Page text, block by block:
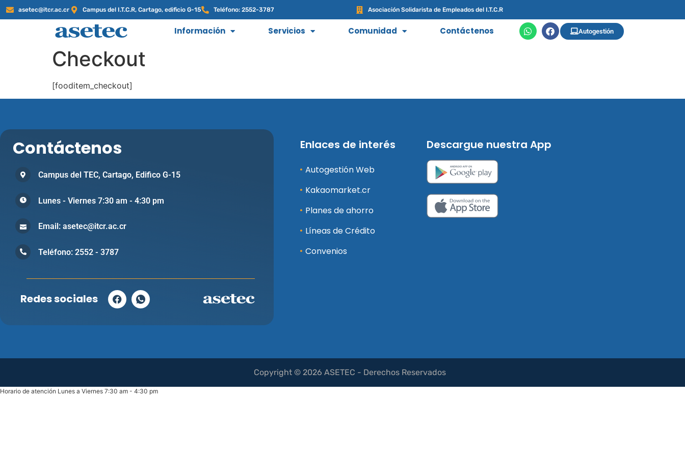
asetec@itcr.ac.cr Campus del I.T.C.R, Cartago, edificio G-15 Teléfono: 2552-3787 Asociación Solidarista de Empleados del I.T.C.R
Información Servicios Comunidad Contáctenos Autogestión
Checkout
[fooditem_checkout]
Contáctenos
Campus del TEC, Cartago, Edifico G-15
Lunes - Viernes 7:30 am - 4:30 pm
Email: asetec@itcr.ac.cr
Teléfono: 2552 - 3787
Redes sociales
Enlaces de interés
Autogestión Web
Kakaomarket.cr
Planes de ahorro
Líneas de Crédito
Convenios
Descargue nuestra App
Copyright © 2026 ASETEC - Derechos Reservados
Horario de atención Lunes a Viernes 7:30 am - 4:30 pm